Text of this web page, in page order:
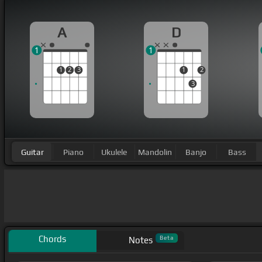
A
1 2 3
1
D
1
3
2
1
Guitar Piano Ukulele Mandolin Banjo Bass
Chords Notes Beta